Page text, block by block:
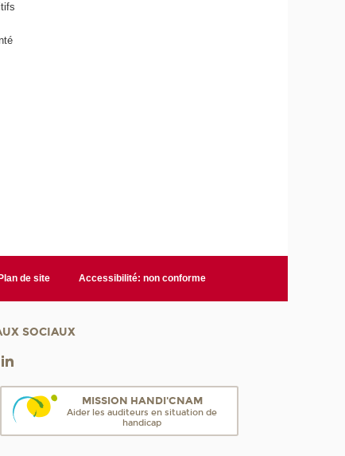
Plan de site Accessibilité: non conforme
SOCIAUX
MISSION HANDI'CNAM
Aider les auditeurs en situation de
handicap